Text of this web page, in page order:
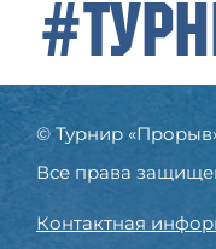
© Турнир
Все права
Контактная